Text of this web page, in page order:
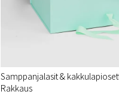
Samppanjalasit &
Rakkaus